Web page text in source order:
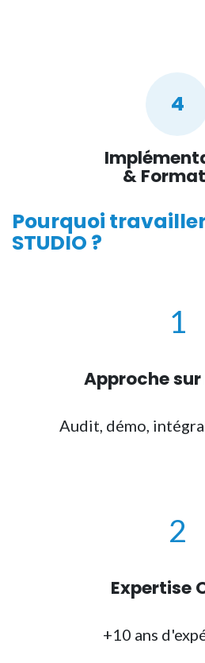
4
&
Pourquoi
STUDIO ?
1
Approche
Audit, démo,
2
Expertise
+10 ans